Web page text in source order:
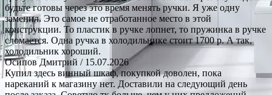
будьте готовы через это время менять ручки. Я уже одну
заменил. Это самое не отработанное место в этой
конструкции. То пластик в ручке лопнет, то пружинка в ручке
сломается. Одна ручка в холодильнике стоит 1700 р. А так,
холодильник хороший.
Осипов Дмитрий / 15.07.2026
Купил здесь винный шкаф, покупкой доволен, пока
нареканий к магазину нет. Доставили на следующий день